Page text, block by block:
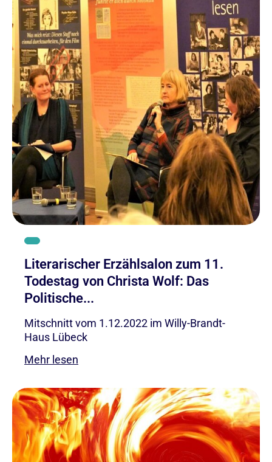
Literarischer Erzählsalon zum 11.
Todestag von Christa Wolf: Das
Politische...
Mitschnitt vom 1.12.2022 im Willy-Brandt-
Haus Lübeck
Mehr lesen